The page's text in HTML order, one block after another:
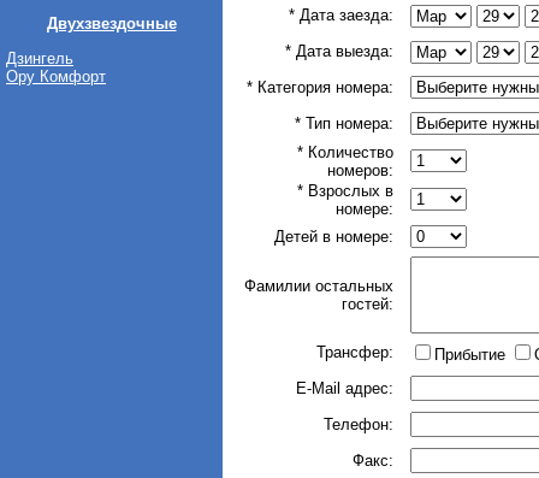
Двухзвездочные
Дзингель
Ору Комфорт
* Дата заезда:
* Дата выезда:
* Категория номера:
* Тип номера:
* Количество
номеров:
* Взрослых в
номере:
Детей в номере:
Фамилии остальных
гостей:
Трансфер: Прибытие
E-Mail адрес:
Телефон:
Факс: